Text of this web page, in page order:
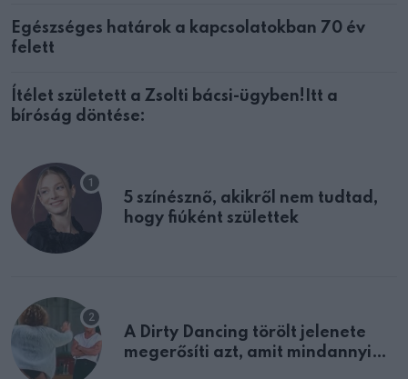
Egészséges határok a kapcsolatokban 70 év
felett
Ítélet született a Zsolti bácsi-ügyben!Itt a
bíróság döntése:
5 színésznő, akikről nem tudtad,
hogy fiúként születtek
A Dirty Dancing törölt jelenete
megerősíti azt, amit mindannyian